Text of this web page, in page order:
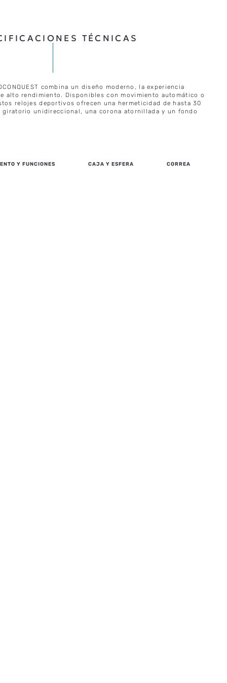
TÉCNICAS
combina un diseño moderno, la experiencia
alto rendimiento. Disponibles con movimiento automático o
relojes deportivos ofrecen una hermeticidad de hasta 30
giratorio unidireccional, una corona atornillada y un fondo
Y FUNCIONES CAJA Y ESFERA CORREA